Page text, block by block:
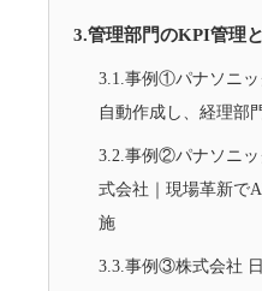
3.管理部門のKPI管理
3.1.事例①パナソニッ
自動作成し、経理部
3.2.事例②パナソニ
式会社｜現場革新で
施
3.3.事例③株式会社